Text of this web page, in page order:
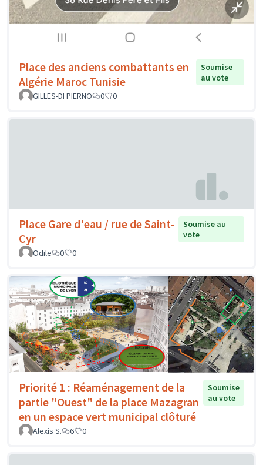
Place des anciens combattants en
Algérie Maroc Tunisie
Soumise
au vote
GILLES-DI PIERNO
0 0
Place Gare d'eau / rue de Saint-
Cyr
Soumise au
vote
Odile
0 0
Priorité 1 : Réaménagement de la
partie "Ouest" de la place Mazagran
en un espace vert municipal clôturé
Soumise
au vote
Alexis S. 6 0